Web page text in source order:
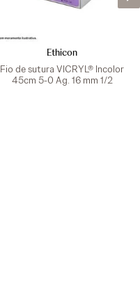
Ethicon
Fio de sutura VICRYL® Incolor
45cm 5-0 Ag. 16 mm 1/2